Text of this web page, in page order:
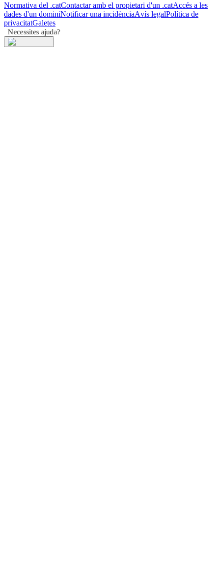
Normativa del .catContactar amb el propietari d'un .catAccés a les
dades d'un dominiNotificar una incidènciaAvís legalPolítica de
privacitatGaletes
Necessites ajuda?